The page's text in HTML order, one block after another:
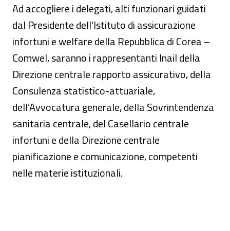
Ad accogliere i delegati, alti funzionari guidati
dal Presidente dell'Istituto di assicurazione
infortuni e welfare della Repubblica di Corea –
Comwel, saranno i rappresentanti Inail della
Direzione centrale rapporto assicurativo, della
Consulenza statistico-attuariale,
dell’Avvocatura generale, della Sovrintendenza
sanitaria centrale, del Casellario centrale
infortuni e della Direzione centrale
pianificazione e comunicazione, competenti
nelle materie istituzionali.